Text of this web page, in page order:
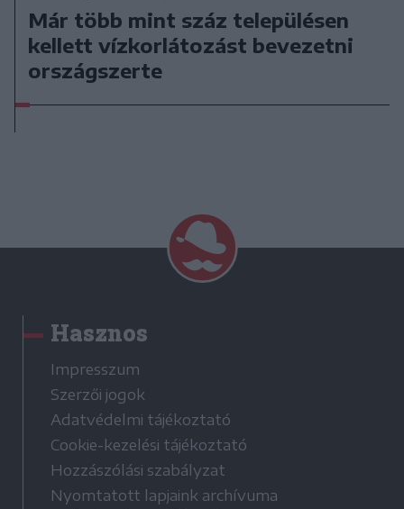
Már több mint száz településen
kellett vízkorlátozást bevezetni
országszerte
Hasznos
Impresszum
Szerzői jogok
Adatvédelmi tájékoztató
Cookie-kezelési tájékoztató
Hozzászólási szabályzat
Nyomtatott lapjaink archívuma